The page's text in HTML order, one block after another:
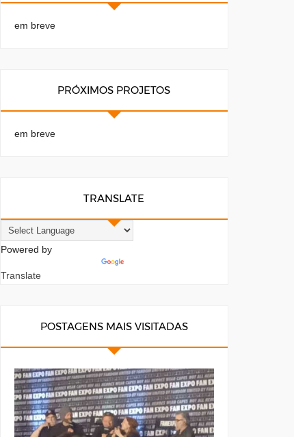
em breve
PRÓXIMOS PROJETOS
em breve
TRANSLATE
Powered by
Translate
POSTAGENS MAIS VISITADAS